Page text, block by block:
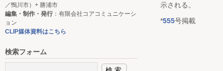
示される。
*555号掲載
／鴨川市）+ 勝浦市
編集・制作・発行：有限会社コアコミュニケーシ
ョン
CLIP媒体資料はこちら
検索フォーム